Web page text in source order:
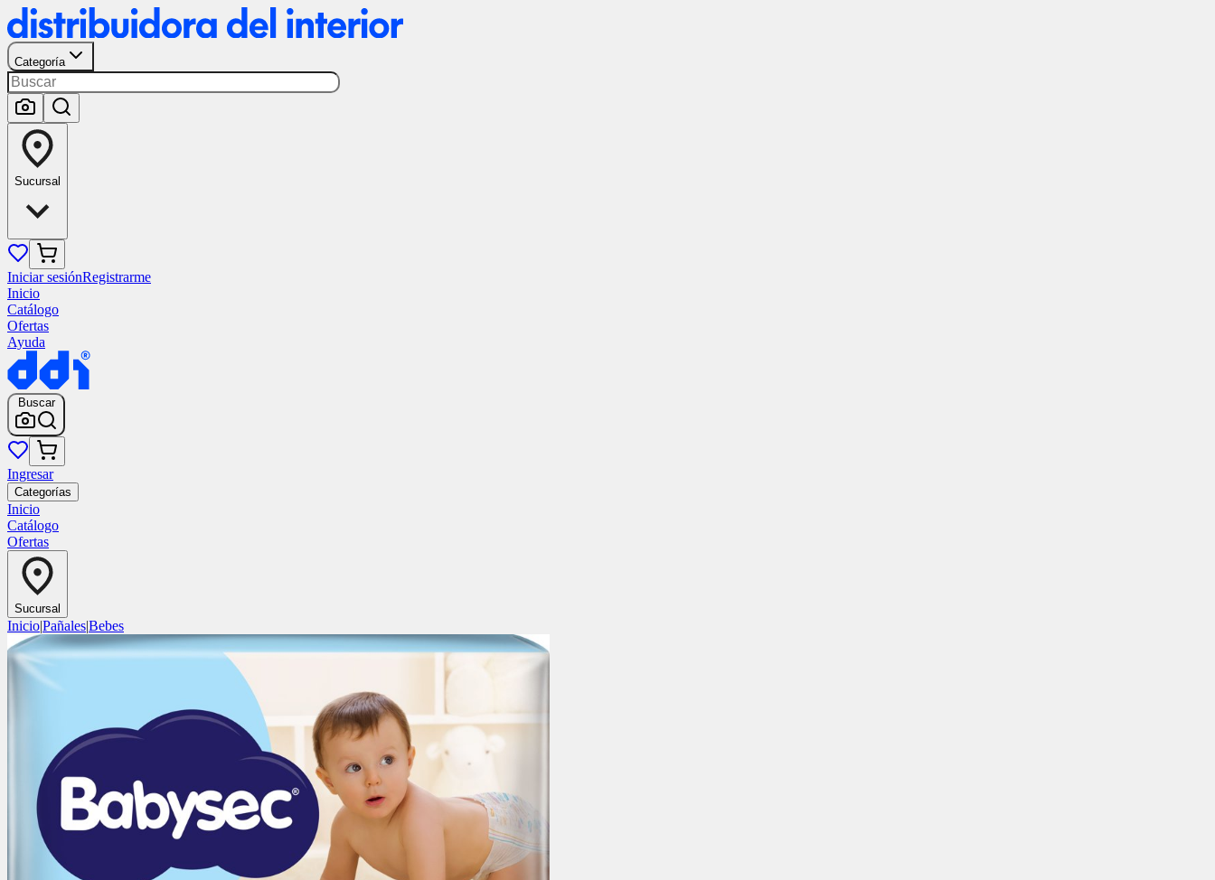
Categoría
Sucursal
Iniciar sesiónRegistrarme
Inicio
Catálogo
Ofertas
Ayuda
Buscar
Ingresar
Categorías
Inicio
Catálogo
Ofertas
Sucursal
Inicio|Pañales|Bebes